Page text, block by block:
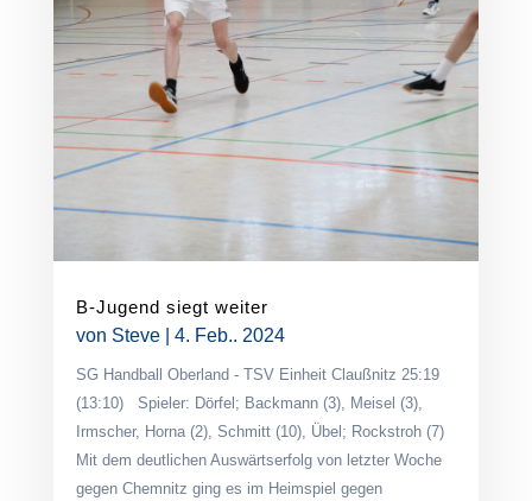
B-Jugend siegt weiter
von Steve| 4. Feb.. 2024
SG Handball Oberland - TSV Einheit Claußnitz 25:19
(13:10) Spieler: Dörfel; Backmann (3), Meisel (3),
Irmscher, Horna (2), Schmitt (10), Übel; Rockstroh (7)
Mit dem deutlichen Auswärtserfolg von letzter Woche
gegen Chemnitz ging es im Heimspiel gegen